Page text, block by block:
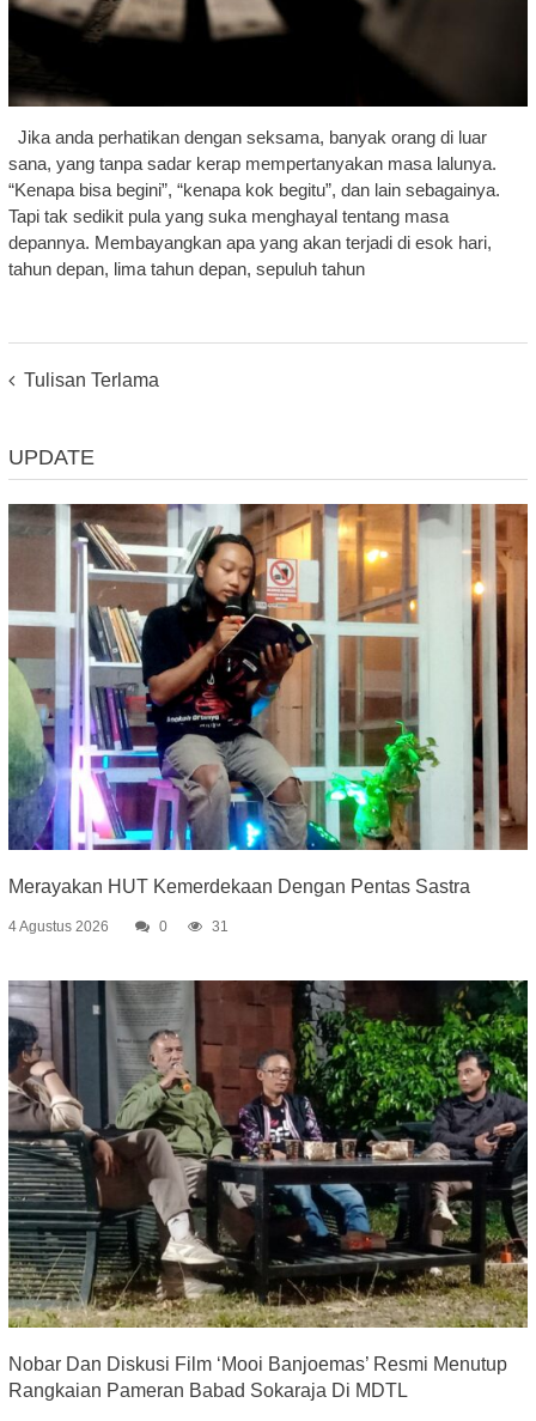
Jika anda perhatikan dengan seksama, banyak orang di luar
sana, yang tanpa sadar kerap mempertanyakan masa lalunya.
“Kenapa bisa begini”, “kenapa kok begitu”, dan lain sebagainya.
Tapi tak sedikit pula yang suka menghayal tentang masa
depannya. Membayangkan apa yang akan terjadi di esok hari,
tahun depan, lima tahun depan, sepuluh tahun
Posts
Tulisan Terlama
UPDATE
Merayakan HUT Kemerdekaan Dengan Pentas Sastra
4 Agustus 2026 0 31
Nobar Dan Diskusi Film ‘Mooi Banjoemas’ Resmi Menutup
Rangkaian Pameran Babad Sokaraja Di MDTL